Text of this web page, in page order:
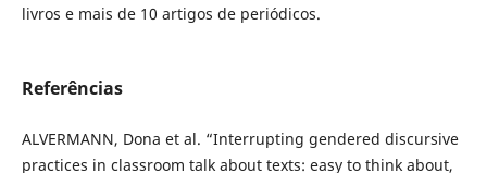
livros e mais de 10 artigos de periódicos.
Referências
ALVERMANN, Dona et al. “Interrupting gendered discursive
practices in classroom talk about texts: easy to think about,